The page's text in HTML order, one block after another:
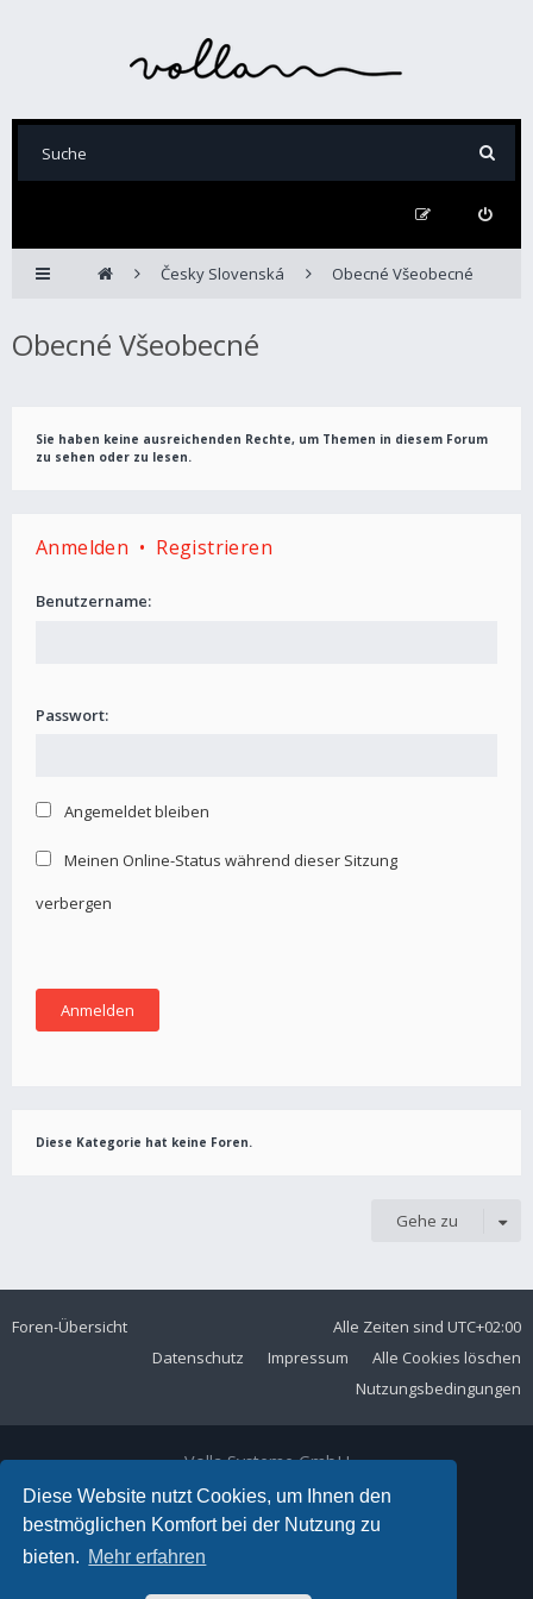
Diese Website nutzt Cookies, um Ihnen den
bestmöglichen Komfort bei der Nutzung zu
bieten. Mehr erfahren
Česky Slovenská Obecné Všeobecné
Obecné Všeobecné
Sie haben keine ausreichenden Rechte, um Themen in diesem Forum
zu sehen oder zu lesen.
Anmelden • Registrieren
Benutzername:
Passwort:
Angemeldet bleiben
Meinen Online-Status während dieser Sitzung
verbergen
Diese Kategorie hat keine Foren.
Gehe zu
Foren-Übersicht Alle Zeiten sind UTC+02:00
Alle Cookies löschen
Impressum
Datenschutz
Nutzungsbedingungen
Volla Systeme GmbH
Kölner Straße 102
42897 Remscheid
Telefon:+49 2191 59897 61
E-Mail: